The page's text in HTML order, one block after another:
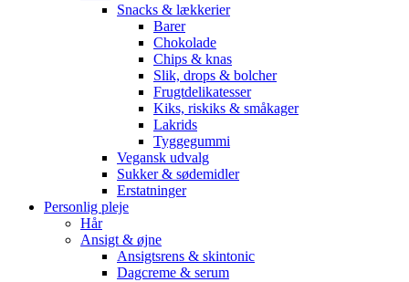
Snacks & lækkerier
Barer
Chokolade
Chips & knas
Slik, drops & bolcher
Frugtdelikatesser
Kiks, riskiks & småkager
Lakrids
Tyggegummi
Vegansk udvalg
Sukker & sødemidler
Erstatninger
Personlig pleje
Hår
Ansigt & øjne
Ansigtsrens & skintonic
Dagcreme & serum